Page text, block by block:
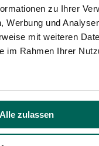
zu Ihrer
Werbung und
mit weiteren
im Rahmen Ihrer
Alle zulassen